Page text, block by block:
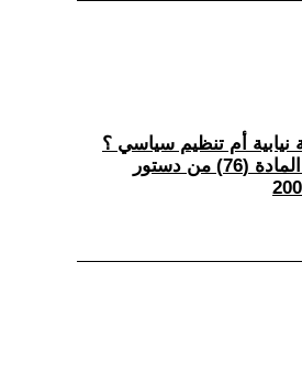
نيابية أم تنظيم سياسي ؟
دراسة تحليلية في ضوء المادة (76) من دستور